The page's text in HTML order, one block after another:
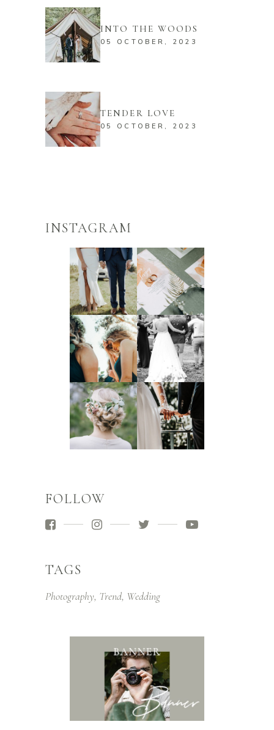
INTO THE WOODS
05 OCTOBER, 2023
TENDER LOVE
05 OCTOBER, 2023
INSTAGRAM
FOLLOW
TAGS
Photography Trend Wedding